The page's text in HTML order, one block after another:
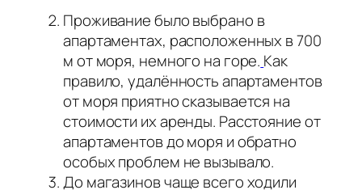
Проживание было выбрано в
апартаментах, расположенных в 700
м от моря, немного на горе. Как
правило, удалённость апартаментов
от моря приятно сказывается на
стоимости их аренды. Расстояние от
апартаментов до моря и обратно
особых проблем не вызывало.
До магазинов чаще всего ходили